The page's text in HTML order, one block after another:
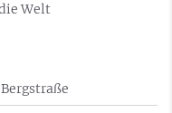
Welt